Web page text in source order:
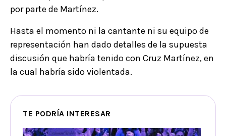
por parte de Martínez.
Hasta el momento ni la cantante ni su equipo de
representación han dado detalles de la supuesta
discusión que habría tenido con Cruz Martínez, en
la cual habría sido violentada.
TE PODRÍA INTERESAR